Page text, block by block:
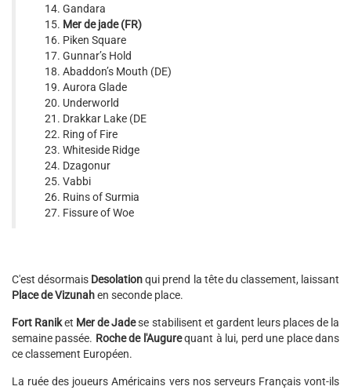
Gandara
Mer de jade (FR)
Piken Square
Gunnar’s Hold
Abaddon’s Mouth (DE)
Aurora Glade
Underworld
Drakkar Lake (DE
Ring of Fire
Whiteside Ridge
Dzagonur
Vabbi
Ruins of Surmia
Fissure of Woe
C'est désormais Desolationqui prend la tête du classement, laissant
Place de Vizunahen seconde place.
Fort Raniket Mer de Jadese stabilisent et gardent leurs places de la
semaine passée. Roche de l'Augurequant à lui, perd une place dans
ce classement Européen.
La ruée des joueurs Américains vers nos serveurs Français vont-ils